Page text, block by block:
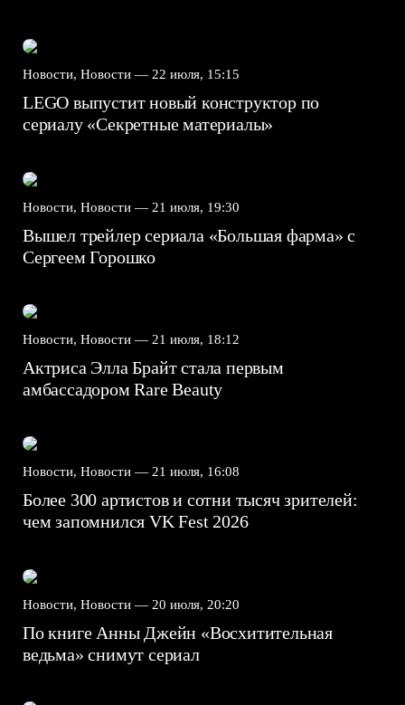
Новости, Новости — 22 июля, 15:15
LEGO выпустит новый конструктор по
сериалу «Секретные материалы»
Новости, Новости — 21 июля, 19:30
Вышел трейлер сериала «Большая фарма» с
Сергеем Горошко
Новости, Новости — 21 июля, 18:12
Актриса Элла Брайт стала первым
амбассадором Rare Beauty
Новости, Новости — 21 июля, 16:08
Более 300 артистов и сотни тысяч зрителей:
чем запомнился VK Fest 2026
Новости, Новости — 20 июля, 20:20
По книге Анны Джейн «Восхитительная
ведьма» снимут сериал